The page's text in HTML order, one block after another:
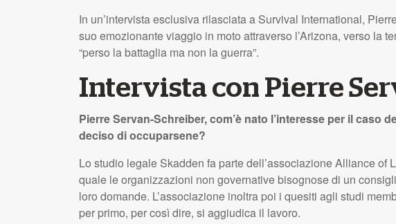
In un’intervista esclusiva rilasciata a Survival International,
suo emozionante viaggio in moto attraverso l’Arizona, verso la
“perso la battaglia ma non la guerra”.
Intervista con Pierre
Pierre Servan-Schreiber, com’è nato l’interesse per il caso
deciso di occuparsene?
Lo studio legale Skadden fa parte dell’associazione Alliance of
quale le organizzazioni non governative bisognose di un
loro domande. L’associazione inoltra poi i quesiti agli studi
per primo, per così dire, si aggiudica il lavoro.